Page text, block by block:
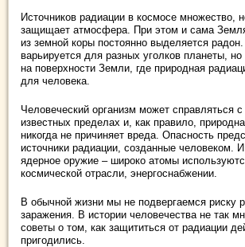
Источников радиации в космосе множество,
защищает атмосфера. При этом и сама
из земной коры постоянно выделяется
варьируется для разных уголков планеты, но
на поверхности Земли, где природная
для человека.
Человеческий организм может справляться
известных пределах и, как правило,
никогда не причиняет вреда. Опасность
источники радиации, созданные человеком.
ядерное оружие – широко атомы
космической отрасли, энергоснабжении.
В обычной жизни мы не подвергаемся риску
заражения. В истории человечества не так
советы о том, как защититься от радиации
пригодились.